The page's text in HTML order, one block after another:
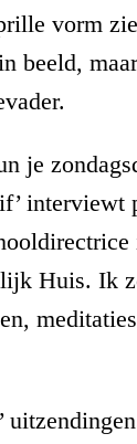
vorm
beeld,
je
Huis. Ik